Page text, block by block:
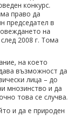
конкурс.
право да
председател в
на
2008 г. Тома
на което
възможност да
лица – до
мнозинство и да
това се случва.
и да е природен